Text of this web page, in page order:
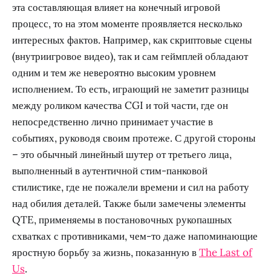
эта составляющая влияет на конечный игровой
процесс, то на этом моменте проявляется несколько
интересных фактов. Например, как скриптовые сцены
(внутриигровое видео), так и сам геймплей обладают
одним и тем же невероятно высоким уровнем
исполнением. То есть, играющий не заметит разницы
между роликом качества CGI и той части, где он
непосредственно лично принимает участие в
событиях, руководя своим протеже. С другой стороны
– это обычный линейный шутер от третьего лица,
выполненный в аутентичной стим-панковой
стилистике, где не пожалели времени и сил на работу
над обилия деталей. Также были замечены элементы
QTE, применяемы в постановочных рукопашных
схватках с противниками, чем-то даже напоминающие
яростную борьбу за жизнь, показанную вThe Last of
Us.